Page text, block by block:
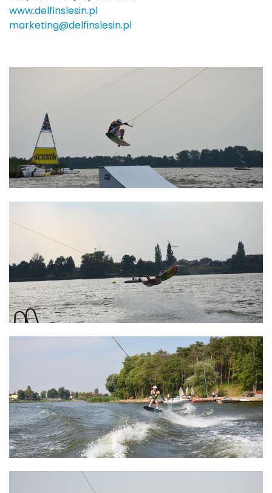
www.delfinslesin.pl
marketing@delfinslesin.pl